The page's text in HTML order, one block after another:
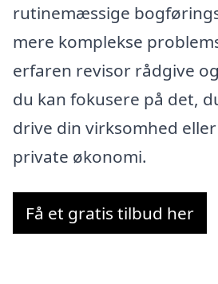
rutinemæssige
mere komplekse
erfaren revisor rådgive
du kan fokusere på det,
drive din virksomhed
private økonomi.
Få et gratis tilbud her